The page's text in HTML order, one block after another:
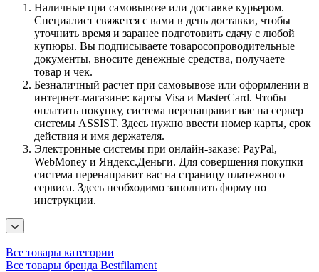
Наличные при самовывозе или доставке курьером.
Специалист свяжется с вами в день доставки, чтобы
уточнить время и заранее подготовить сдачу с любой
купюры. Вы подписываете товаросопроводительные
документы, вносите денежные средства, получаете
товар и чек.
Безналичный расчет при самовывозе или оформлении в
интернет-магазине: карты Visa и MasterCard. Чтобы
оплатить покупку, система перенаправит вас на сервер
системы ASSIST. Здесь нужно ввести номер карты, срок
действия и имя держателя.
Электронные системы при онлайн-заказе: PayPal,
WebMoney и Яндекс.Деньги. Для совершения покупки
система перенаправит вас на страницу платежного
сервиса. Здесь необходимо заполнить форму по
инструкции.
Все товары категории
Все товары бренда Bestfilament